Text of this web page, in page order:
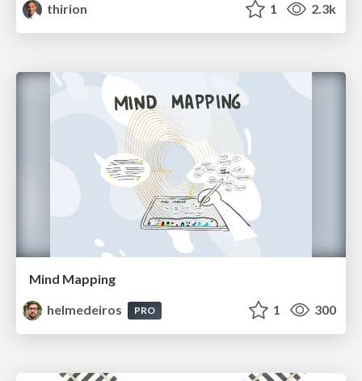
thirion
1 2.3k
Mind Mapping
helmedeiros
PRO 1 300